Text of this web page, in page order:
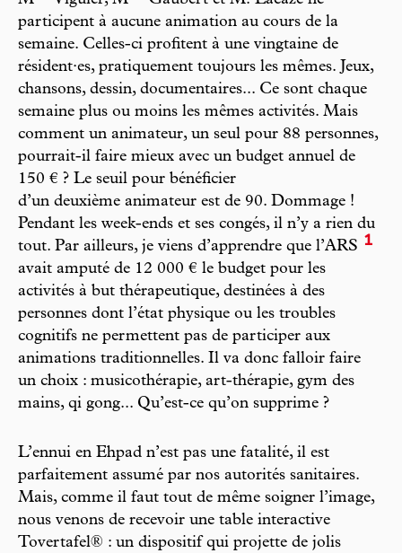
participent à aucune animation au cours de la
semaine. Celles-ci profitent à une vingtaine de
résident·es, pratiquement toujours les mêmes. Jeux,
chansons, dessin, documentaires... Ce sont chaque
semaine plus ou moins les mêmes activités. Mais
comment un animateur, un seul pour 88 personnes,
pourrait-il faire mieux avec un budget annuel de
150 € ? Le seuil pour bénéficier
d’un deuxième animateur est de 90. Dommage !
Pendant les week-ends et ses congés, il n’y a rien du
tout. Par ailleurs, je viens d’apprendre que l’ARS 1
avait amputé de 12 000 € le budget pour les
activités à but thérapeutique, destinées à des
personnes dont l’état physique ou les troubles
cognitifs ne permettent pas de participer aux
animations traditionnelles. Il va donc falloir faire
un choix : musicothérapie, art-thérapie, gym des
mains, qi gong... Qu’est-ce qu’on supprime ?
L’ennui en Ehpad n’est pas une fatalité, il est
parfaitement assumé par nos autorités sanitaires.
Mais, comme il faut tout de même soigner l’image,
nous venons de recevoir une table interactive
Tovertafel® : un dispositif qui projette de jolis